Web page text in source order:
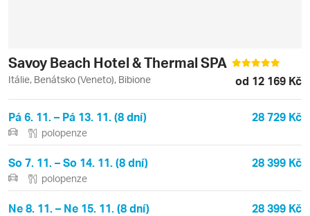
Savoy Beach Hotel & Thermal SPA
Itálie, Benátsko (Veneto), Bibione od 12 169 Kč
Pá 6. 11. – Pá 13. 11. (8 dní) 28 729 Kč
polopenze
So 7. 11. – So 14. 11. (8 dní) 28 399 Kč
polopenze
Ne 8. 11. – Ne 15. 11. (8 dní) 28 399 Kč